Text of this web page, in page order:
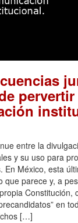
entre la
y su uso para
En México, esta
que parece y, a
Constitución,
en
[…]